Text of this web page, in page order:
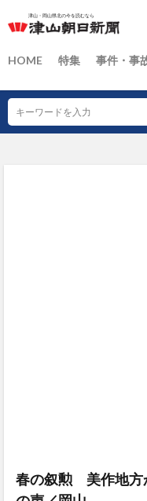
HOME 特集 事件・事
春の叙勲 美作地方